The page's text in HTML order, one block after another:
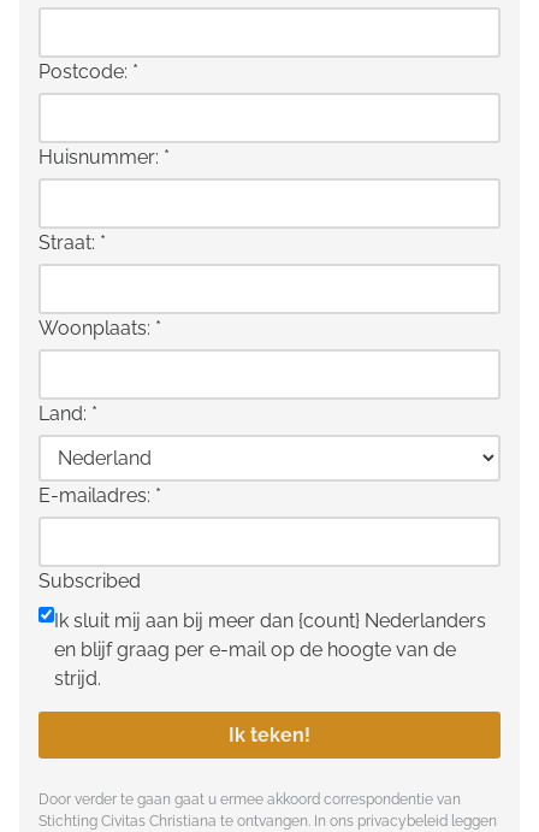
Postcode: *
Huisnummer: *
Straat: *
Woonplaats: *
Land: *
E-mailadres: *
Subscribed
Ik sluit mij aan bij meer dan {count} Nederlanders
en blijf graag per e-mail op de hoogte van de
strijd.
Ik teken!
Door verder te gaan gaat u ermee akkoord correspondentie van
Stichting Civitas Christiana te ontvangen. In ons privacybeleid leggen